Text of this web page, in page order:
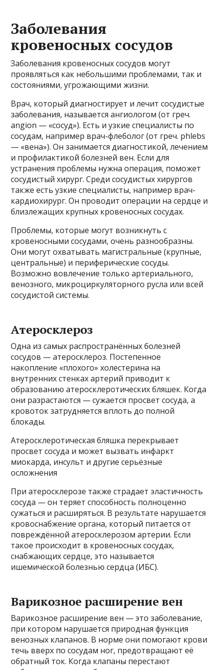
Заболевания
кровеносных сосудов
Заболевания кровеносных сосудов могут
проявляться как небольшими проблемами, так и
состояниями, угрожающими жизни.
Врач, который диагностирует и лечит сосудистые
заболевания, называется ангиологом (от греч.
angion — «сосуд»). Есть и узкие специалисты по
сосудам, например врач-флеболог (от греч. phlebs
— «вена»). Он занимается диагностикой, лечением
и профилактикой болезней вен. Если для
устранения проблемы нужна операция, поможет
сосудистый хирург. Среди сосудистых хирургов
также есть узкие специалисты, например врач-
кардиохирург. Он проводит операции на сердце и
близлежащих крупных кровеносных сосудах.
Проблемы, которые могут возникнуть с
кровеносными сосудами, очень разнообразны.
Они могут охватывать магистральные (крупные,
центральные) и периферические сосуды.
Возможно вовлечение только артериального,
венозного, микроциркуляторного русла или всей
сосудистой системы.
Атеросклероз
Одна из самых распространённых болезней
сосудов — атеросклероз. Постепенное
накопление «плохого» холестерина на
внутренних стенках артерий приводит к
образованию атеросклеротических бляшек. Когда
они разрастаются — сужается просвет сосуда, а
кровоток затрудняется вплоть до полной
блокады.
Атеросклеротическая бляшка перекрывает
просвет сосуда и может вызвать инфаркт
миокарда, инсульт и другие серьёзные
осложнения
При атеросклерозе также страдает эластичность
сосуда — он теряет способность полноценно
сужаться и расширяться. В результате нарушается
кровоснабжение органа, который питается от
повреждённой атеросклерозом артерии. Если
такое происходит в кровеносных сосудах,
снабжающих сердце, это называется
ишемической болезнью сердца (ИБС).
Варикозное расширение вен
Варикозное расширение вен — это заболевание,
при котором нарушается природная функция
венозных клапанов. В норме они помогают крови
течь вверх по сосудам ног, предотвращают её
обратный ток. Когда клапаны перестают